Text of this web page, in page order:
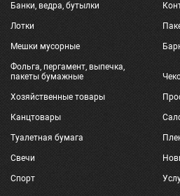
Банки, ведра, бутылки
Лотки
Мешки мусорные
Фольга, пергамент, выпечка,
пакеты бумажные
Хозяйственные товары
Канцтовары
Туалетная бумага
Свечи
Спорт